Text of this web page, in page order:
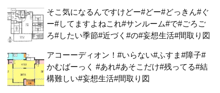
そこ気になるんですけどー#どー#どっきん#ぐ
ー#してますよねこれ#サンルーム#で#ごろご
ろ#したい季節#近づく#の#妄想生活#間取り図
アコーーディオン！#いらない#ふすま#障子#
かむばーっく #あれ#あそこだけ#残ってる#結
構難しい#妄想生活#間取り図